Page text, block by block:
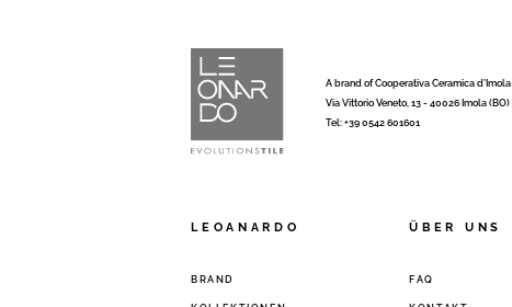
A brand of Cooperativa Ceramica d’Imola
Via Vittorio Veneto, 13 - 40026 Imola (BO)
Tel: +39 0542 601601
LEOANARDO
BRAND
ÜBER UNS
FAQ